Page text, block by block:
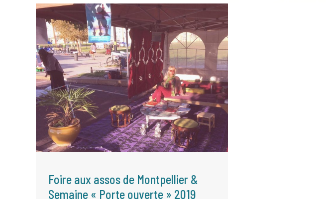
Foire aux assos de Montpellier &
Semaine « Porte ouverte » 2019